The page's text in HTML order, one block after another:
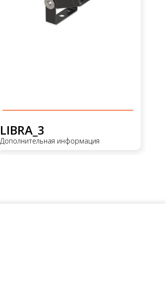
LIBRA_3
Дополнительная информация